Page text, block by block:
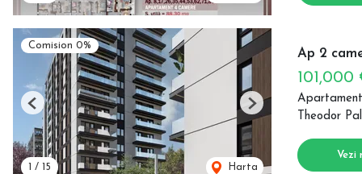
Comision 0%
/ 15 Harta
Previous Next
Ap 2
101,000
Theodor
Vezi